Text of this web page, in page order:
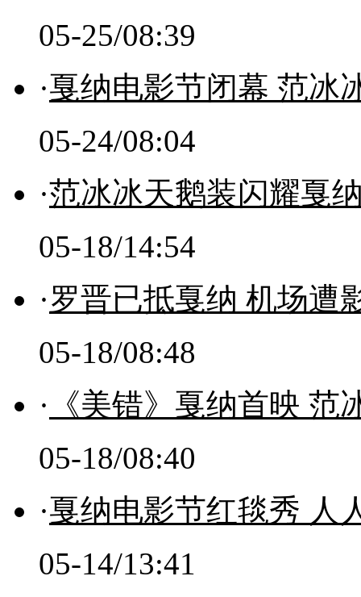
05-25/08:39
·戛纳电影节闭幕 范冰
05-24/08:04
·范冰冰天鹅装闪耀戛
05-18/14:54
·罗晋已抵戛纳 机场遭
05-18/08:48
· 《美错》戛纳首映
05-18/08:40
·戛纳电影节红毯秀 人
05-14/13:41